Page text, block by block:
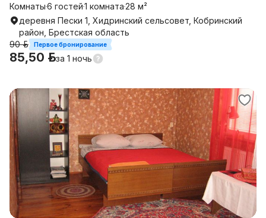
Комнаты6 гостей1 комната28 м²
деревня Пески 1, Хидринский сельсовет, Кобринский
район, Брестская область
90 р.
Первое бронирование
85,50 р.за 1 ночь